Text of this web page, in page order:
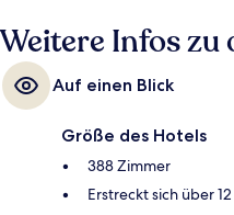
Weitere Infos
Auf einen Blick
Größe des Hotels
388 Zimmer
Erstreckt sich über